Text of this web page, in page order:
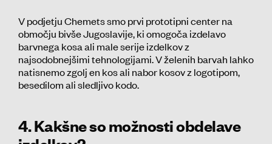
V podjetju Chemets smo prvi prototipni center na
območju bivše Jugoslavije, ki omogoča izdelavo
barvnega kosa ali male serije izdelkov z
najsodobnejšimi tehnologijami. V želenih barvah lahko
natisnemo zgolj en kos ali nabor kosov z logotipom,
besedilom ali sledljivo kodo.
4. Kakšne so možnosti obdelave